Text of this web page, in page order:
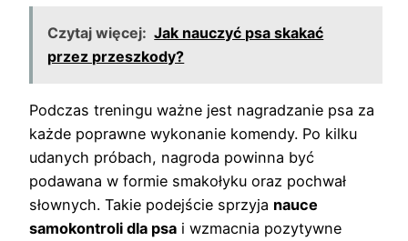
Czytaj więcej: Jak nauczyć psa skakać
przez przeszkody?
Podczas treningu ważne jest nagradzanie psa za
każde poprawne wykonanie komendy. Po kilku
udanych próbach, nagroda powinna być
podawana w formie smakołyku oraz pochwał
słownych. Takie podejście sprzyja nauce
samokontroli dla psa i wzmacnia pozytywne